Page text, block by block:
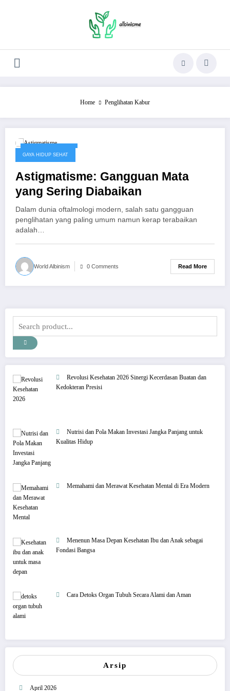
Home Penglihatan Kabur
Oktober 10, 2025
GAYA HIDUP SEHAT
Astigmatisme: Gangguan Mata
yang Sering Diabaikan
Dalam dunia oftalmologi modern, salah satu gangguan
penglihatan yang paling umum namun kerap terabaikan
adalah…
World Albinism 0 Comments Read More
Revolusi Kesehatan 2026 Sinergi Kecerdasan Buatan dan
Kedokteran Presisi
Nutrisi dan Pola Makan Investasi Jangka Panjang untuk
Kualitas Hidup
Memahami dan Merawat Kesehatan Mental di Era Modern
Menenun Masa Depan Kesehatan Ibu dan Anak sebagai
Fondasi Bangsa
Cara Detoks Organ Tubuh Secara Alami dan Aman
Arsip
April 2026